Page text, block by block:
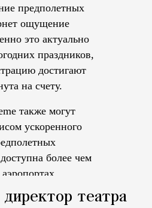
предполетных
ощущение
это актуально
праздников,
достигают
на счету.
также могут
ускоренного
более чем
театра